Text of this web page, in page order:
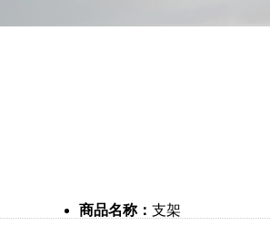
商品名称： 支架